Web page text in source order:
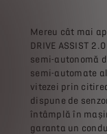
Mereu cât mai
DRIVE ASSIST
semi-autonomă
semi-automate
vitezei prin
dispune de
întâmplă în
garanta un